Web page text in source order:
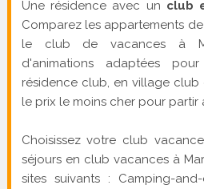
Une résidence avec un club
Comparez les appartements
le club de vacances à
d'animations adaptées
résidence club, en village
le prix le moins cher pour partir
Choisissez votre club
séjours en club vacances à
sites suivants : Camping-